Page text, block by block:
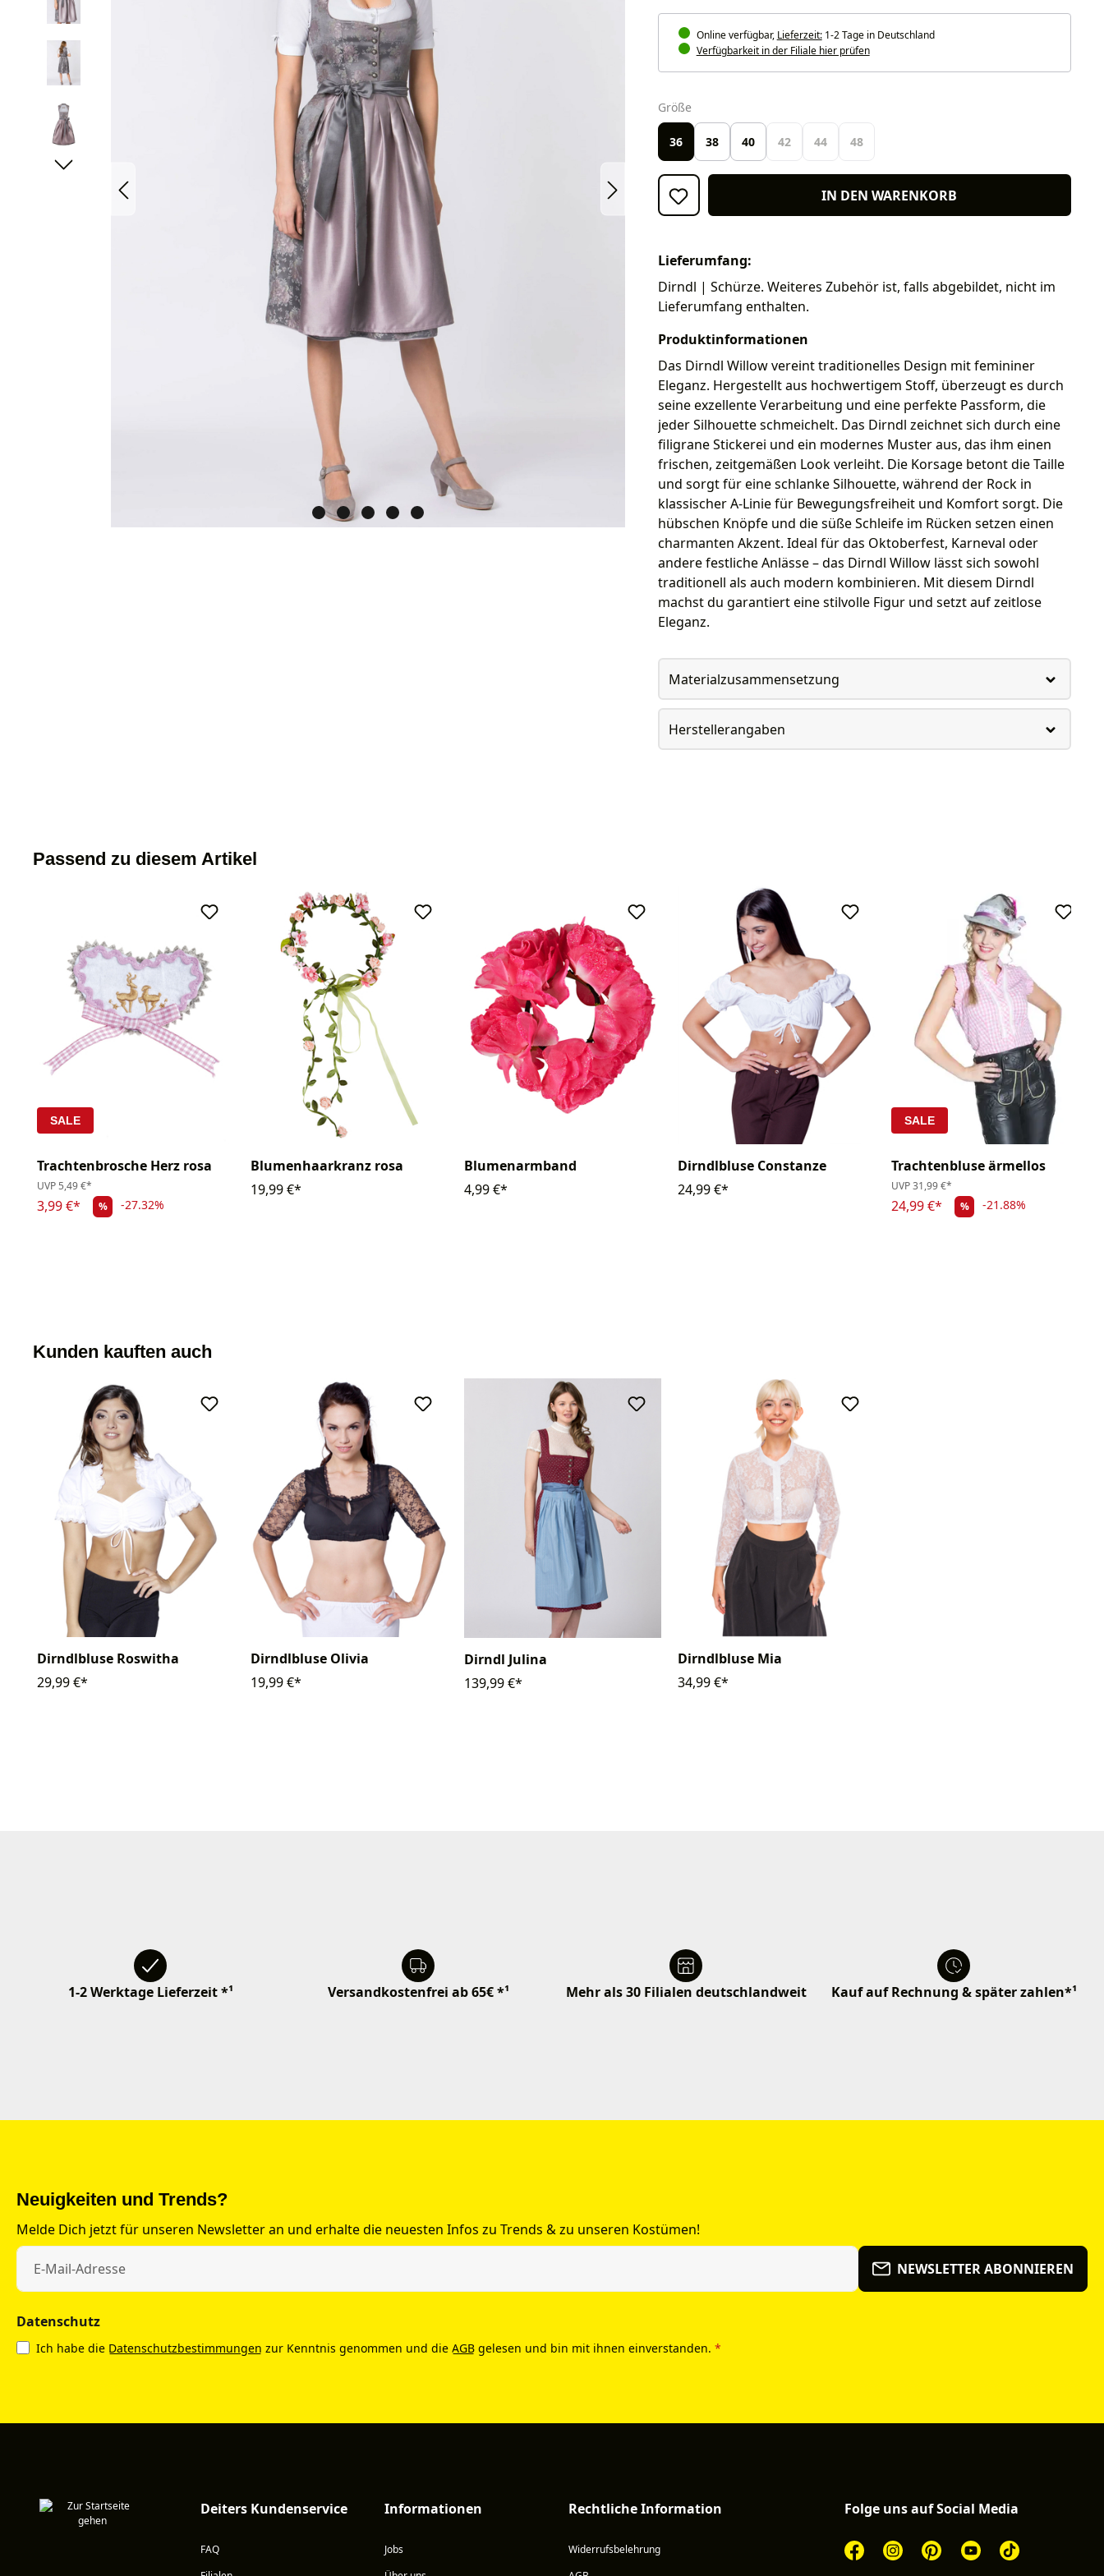
Online verfügbar, Lieferzeit:1-2 Tage in Deutschland
Verfügbarkeit in der Filiale hier prüfen
Größeauswählen
36 38 40 42 44 48
IN DEN WARENKORB
Lieferumfang:
Dirndl | Schürze. Weiteres Zubehör ist, falls abgebildet, nicht im
Lieferumfang enthalten.
Produktinformationen
Das Dirndl Willow vereint traditionelles Design mit femininer
Eleganz. Hergestellt aus hochwertigem Stoff, überzeugt es durch
seine exzellente Verarbeitung und eine perfekte Passform, die
jeder Silhouette schmeichelt. Das Dirndl zeichnet sich durch eine
filigrane Stickerei und ein modernes Muster aus, das ihm einen
frischen, zeitgemäßen Look verleiht. Die Korsage betont die Taille
und sorgt für eine schlanke Silhouette, während der Rock in
klassischer A-Linie für Bewegungsfreiheit und Komfort sorgt. Die
hübschen Knöpfe und die süße Schleife im Rücken setzen einen
charmanten Akzent. Ideal für das Oktoberfest, Karneval oder
andere festliche Anlässe – das Dirndl Willow lässt sich sowohl
traditionell als auch modern kombinieren. Mit diesem Dirndl
machst du garantiert eine stilvolle Figur und setzt auf zeitlose
Eleganz.
Materialzusammensetzung
Herstellerangaben
Passend zu diesem Artikel
SALE
Trachtenbrosche Herz rosa
UVP 5,49 €*
3,99 €* % -27.32%
Blumenhaarkranz rosa
19,99 €*
Blumenarmband
4,99 €*
Dirndlbluse Constanze
24,99 €*
SALE
Trachtenbluse ärmellos
UVP31,99 €*
24,99 €* % -21.88%
Kunden kauften auch
Dirndlbluse Roswitha
29,99 €*
Dirndlbluse Olivia
19,99 €*
Dirndl Julina
139,99 €*
Dirndlbluse Mia
34,99 €*
1-2 Werktage Lieferzeit *¹ Versandkostenfrei ab 65€ *¹ Mehr als 30 Filialen deutschlandweit Kauf auf Rechnung & später zahlen*¹
Neuigkeiten und Trends?
Melde Dich jetzt für unseren Newsletter an und erhalte die neuesten Infos zu Trends & zu unseren Kostümen!
NEWSLETTER ABONNIEREN
Datenschutz
Ich habe die Datenschutzbestimmungen zur Kenntnis genommen und die AGB gelesen und bin mit ihnen einverstanden. *
Deiters Kundenservice
FAQ
Informationen
Jobs
Rechtliche Information
Widerrufsbelehrung
Folge uns auf Social Media